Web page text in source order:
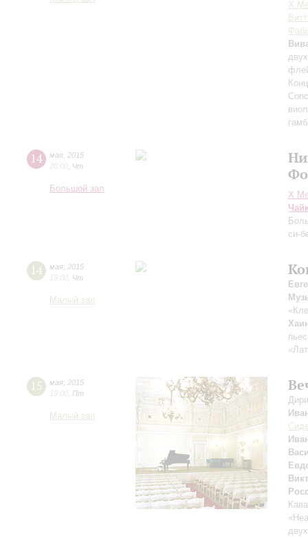
X
14 мая 2015
20:00 Чт
Большой зал
X
си-
14 мая 2015
19:00 Чт
Малый зал
15 мая 2015
19:00 Пт
Малый зал